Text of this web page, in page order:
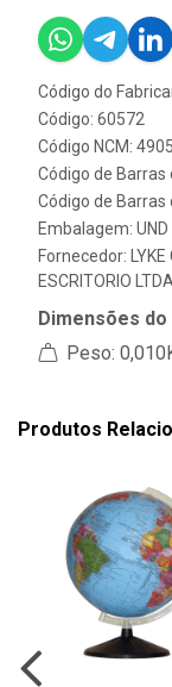
Código do
Código: 60572
Código NCM:
Código de
Código de Barras
Embalagem: UND
Fornecedor:
ESCRITORIO LTDA
Dimensões
Peso:
Produtos